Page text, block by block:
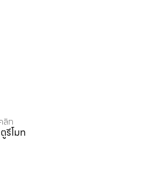
ลิก
รีโมท